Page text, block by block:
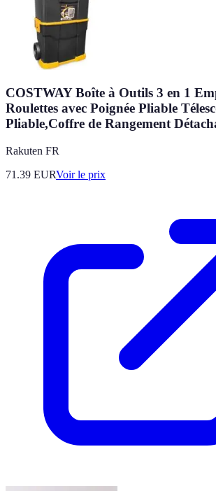
COSTWAY Boîte à Outils 3 en 1
Roulettes avec Poignée Pliable
Pliable,Coffre de Rangement
Rakuten FR
71.39 EURVoir le prix